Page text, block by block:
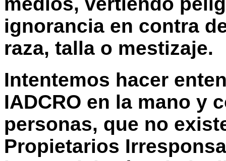
ignorancia en contra
raza, talla o mestizaje.
Intentemos hacer
IADCRO en la mano y
personas, que no
Propietarios